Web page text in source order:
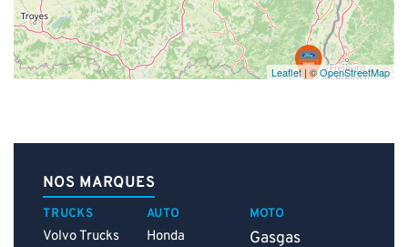
Leaflet| ©OpenStreetMap
NOS MARQUES
TRUCKS
Volvo Trucks
AUTO
Honda
MOTO
Gasgas